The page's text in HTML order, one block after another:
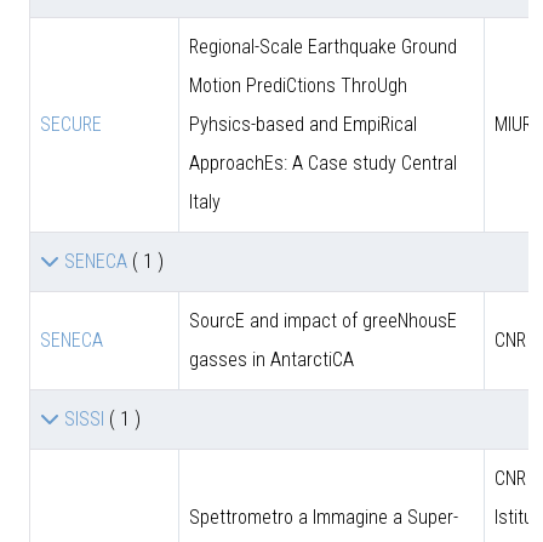
SECURE
Regional-Scale Earthquake Ground
Motion PrediCtions ThroUgh
Pyhsics-based and EmpiRical
ApproachEs: A Case study Central
Italy
MIUR
SENECA ( 1 )
SENECA
SourcE and impact of greeNhousE
gasses in AntarctiCA
CNR
SISSI ( 1 )
Spettrometro a Immagine a Super-
CNR -